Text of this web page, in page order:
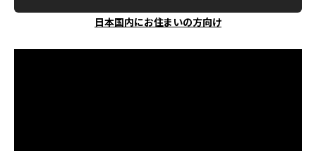
日本国内にお住まいの方向け